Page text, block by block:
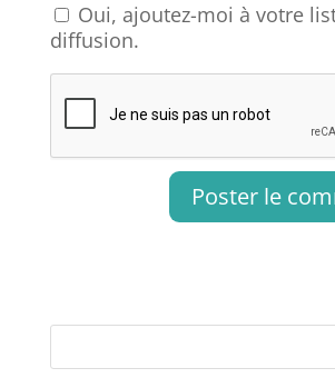
Oui, ajoutez-moi à votre
diffusion.